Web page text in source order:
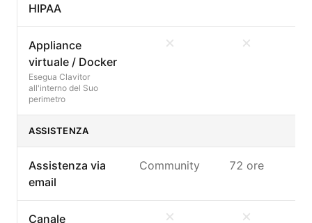
HIPAA
Appliance
virtuale / Docker
Esegua Clavitor
all'interno del Suo
perimetro
ASSISTENZA
Assistenza via
email
Community 72 ore
Canale